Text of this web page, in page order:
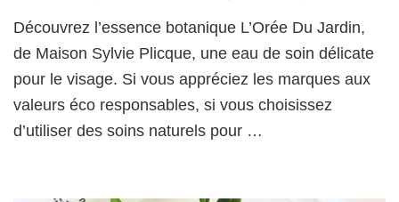
Découvrez l’essence botanique L’Orée Du Jardin,
de Maison Sylvie Plicque, une eau de soin délicate
pour le visage. Si vous appréciez les marques aux
valeurs éco responsables, si vous choisissez
d’utiliser des soins naturels pour …